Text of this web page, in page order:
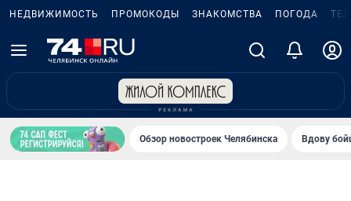
НЕДВИЖИМОСТЬ ПРОМОКОДЫ ЗНАКОМСТВА ПОГОДА
Обзор новостроек Челябинска Вдову